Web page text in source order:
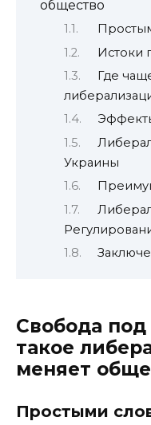
общество
Истоки
Где
Украины
Свобода
такое
меняет
Простыми